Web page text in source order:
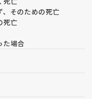
、そのための死亡
死亡
た場合